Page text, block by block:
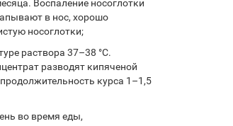
Воспаление носоглотки
в нос, хорошо
носоглотки;
раствора 37–38 °С.
разводят кипяченой
курса 1–1,5
во время еды,